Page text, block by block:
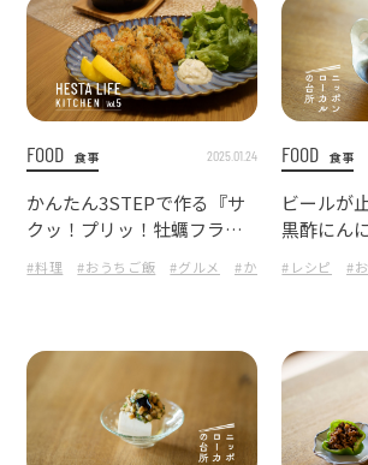
FOOD 食事 2025.01.24
かんたん3STEPで作る『サ
クッ！プリッ！牡蠣フラ
#料理 #おうちご飯 #グルメ #かんたん #牡蠣フ
FOOD 食事
ビールが
黒酢にん
#レシピ #